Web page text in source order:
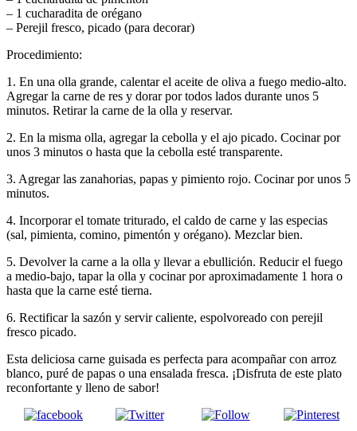
– 1 cucharadita de orégano
– Perejil fresco, picado (para decorar)
Procedimiento:
1. En una olla grande, calentar el aceite de oliva a fuego medio-alto.
Agregar la carne de res y dorar por todos lados durante unos 5
minutos. Retirar la carne de la olla y reservar.
2. En la misma olla, agregar la cebolla y el ajo picado. Cocinar por
unos 3 minutos o hasta que la cebolla esté transparente.
3. Agregar las zanahorias, papas y pimiento rojo. Cocinar por unos 5
minutos.
4. Incorporar el tomate triturado, el caldo de carne y las especias
(sal, pimienta, comino, pimentón y orégano). Mezclar bien.
5. Devolver la carne a la olla y llevar a ebullición. Reducir el fuego
a medio-bajo, tapar la olla y cocinar por aproximadamente 1 hora o
hasta que la carne esté tierna.
6. Rectificar la sazón y servir caliente, espolvoreado con perejil
fresco picado.
Esta deliciosa carne guisada es perfecta para acompañar con arroz
blanco, puré de papas o una ensalada fresca. ¡Disfruta de este plato
reconfortante y lleno de sabor!